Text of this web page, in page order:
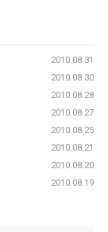
2010.08.31
2010.08.30
2010.08.28
2010.08.27
2010.08.25
2010.08.21
2010.08.20
2010.08.19